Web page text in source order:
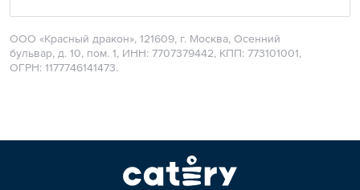
ООО «Красный дракон», 121609, г. Москва, Осенний
бульвар, д. 10, пом. 1, ИНН: 7707379442, КПП: 773101001,
ОГРН: 1177746141473.